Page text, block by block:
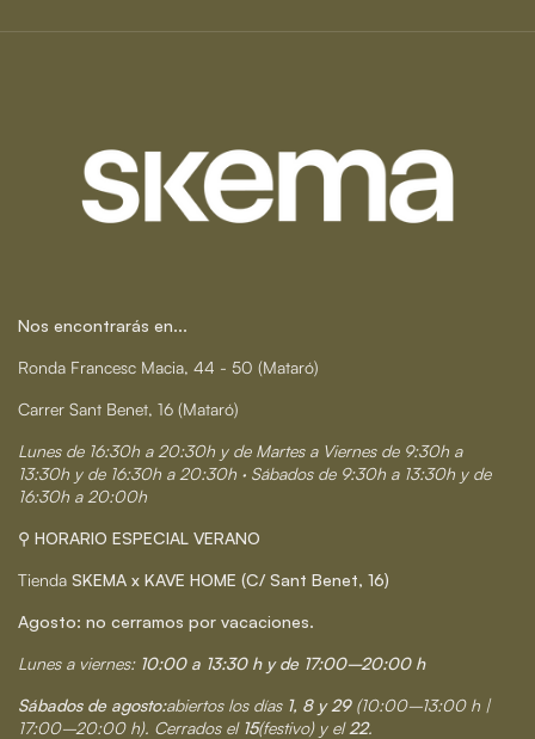
Nos encontrarás en...
Ronda Francesc Macia, 44 - 50 (Mataró)
Carrer Sant Benet, 16 (Mataró)
Lunes de 16:30h a 20:30h y de Martes a Viernes de 9:30h a
13:30h y de 16:30h a 20:30h · Sábados de 9:30h a 13:30h y de
16:30h a 20:00h
⚲ HORARIO ESPECIAL VERANO
Tienda SKEMA x KAVE HOME (C/ Sant Benet, 16)
Agosto: no cerramos por vacaciones.
Lunes a viernes: 10:00 a 13:30 h y de 17:00–20:00 h
Sábados de agosto:abiertos los días 1, 8 y 29 (10:00–13:00 h |
17:00–20:00 h). Cerrados el 15(festivo) y el22.